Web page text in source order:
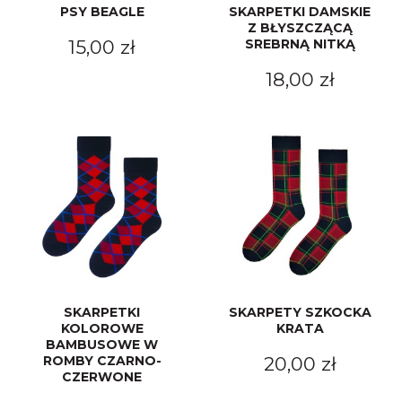
PSY BEAGLE
15,00 zł
SKARPETKI DAMSKIE
Z BŁYSZCZĄCĄ
SREBRNĄ NITKĄ
18,00 zł
SKARPETKI
KOLOROWE
BAMBUSOWE W
ROMBY CZARNO-
CZERWONE
SKARPETY SZKOCKA
KRATA
20,00 zł